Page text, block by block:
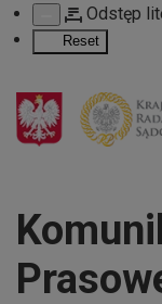
Odstęp
Reset